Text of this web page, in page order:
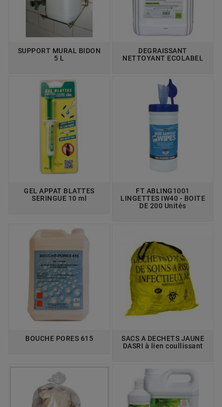
SUPPORT MURAL BIDON
5 L
DEGRAISSANT
NETTOYANT ECOLABEL
GEL APPAT BLATTES
SERINGUE 10 ml
FT ABLING1001
LINGETTES IW40 - BOITE
DE 200 Unités
BOUCHE PORES 615
SACS A DECHETS JAUNE
DASRI à lien coullissant